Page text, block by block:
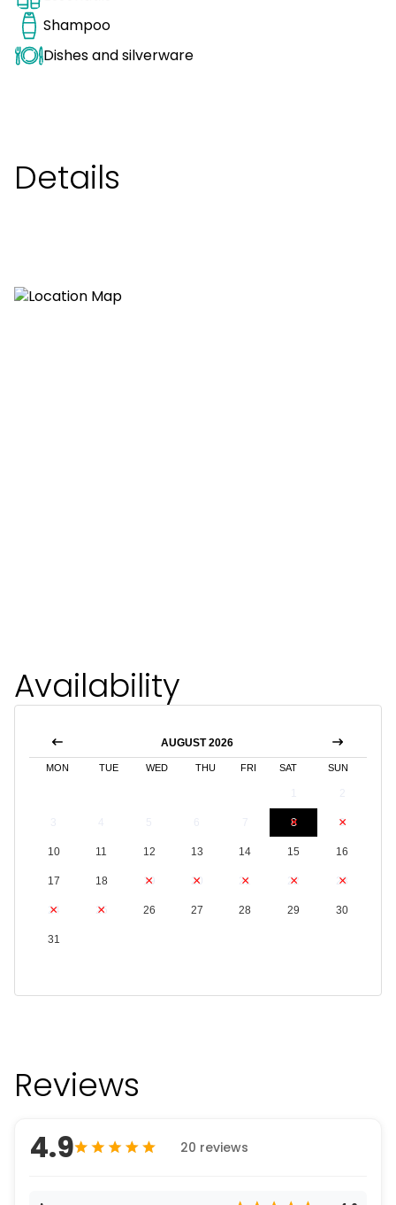
Shampoo
Dishes and silverware
Details
Availability
AUGUST 2026
MON TUE WED THU FRI SAT SUN
8 9
10 11 12 13 14 15 16
17 18 19 20 21 22 23
24 25 26 27 28 29 30
31
Reviews
4.9 20 reviews